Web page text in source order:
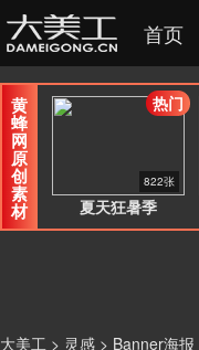
首页
黄
蜂
网
原
创
素
材 夏天狂暑季
822张
热门
大美工 > 灵感 > Banner海报